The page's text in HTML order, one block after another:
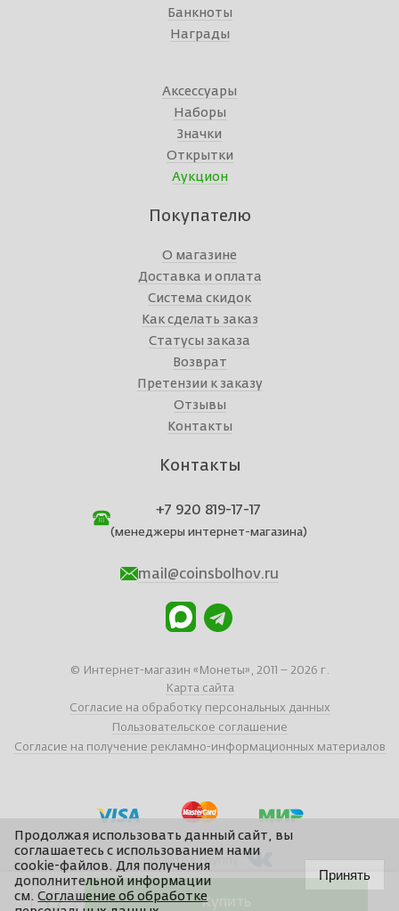
Купить
Банкноты
Награды
Аксессуары
Наборы
Значки
Открытки
Аукцион
Покупателю
О магазине
Доставка и оплата
Система скидок
Как сделать заказ
Статусы заказа
Возврат
Претензии к заказу
Отзывы
Контакты
Контакты
+7 920 819-17-17
(менеджеры интернет-магазина)
mail@coinsbolhov.ru
© Интернет-магазин «Монеты», 2011 – 2026 г.
Карта сайта
Согласие на обработку персональных данных
Пользовательское соглашение
Согласие на получение рекламно-информационных материалов
Вступайте в группу
Сайт отчеканен в Braind
Продолжая использовать данный сайт, вы
соглашаетесь с использованием нами
cookie-файлов. Для получения
дополнительной информации
см.Соглашение об обработке
Принять